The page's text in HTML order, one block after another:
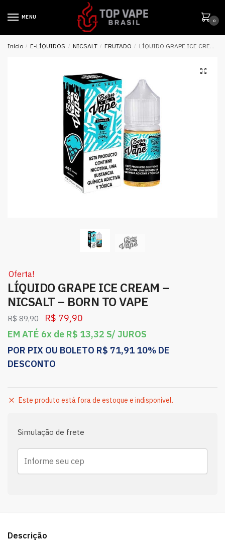
MENU
0
Início / E-LÍQUIDOS / NICSALT / FRUTADO / LÍQUIDO GRAPE ICE CREAM – NICSALT – BORN TO VAPE
Oferta!
LÍQUIDO GRAPE ICE CREAM –
NICSALT – BORN TO VAPE
R$89,90 R$ 79,90
EM ATÉ 6x de R$ 13,32 S/ JUROS
POR PIX OU BOLETO R$ 71,91 10% DE
DESCONTO
Este produto está fora de estoque e indisponível.
Simulação de frete
Descrição